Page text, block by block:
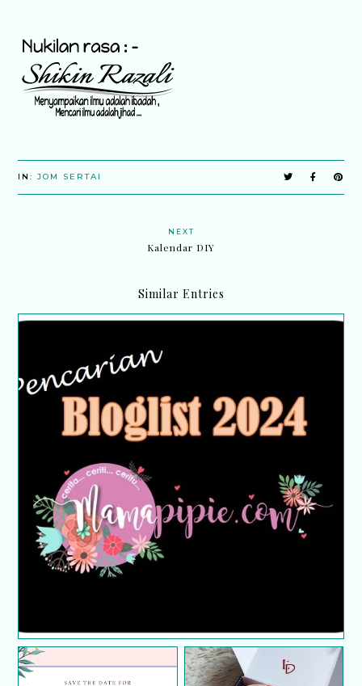
IN:JOM SERTAI
NEXT
Kalendar DIY
Similar Entries
Pencarian Bloglist 2024 Mamapipie.com